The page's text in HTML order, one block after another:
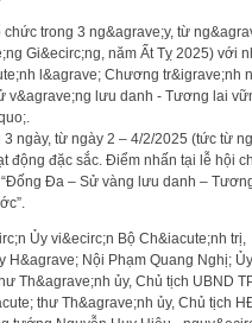
ngày, từ ngày 2 – 4/2/2025 (tức từ
động đặc sắc. Điểm nhấn tại lễ hội
Đa – Sử vàng lưu danh –